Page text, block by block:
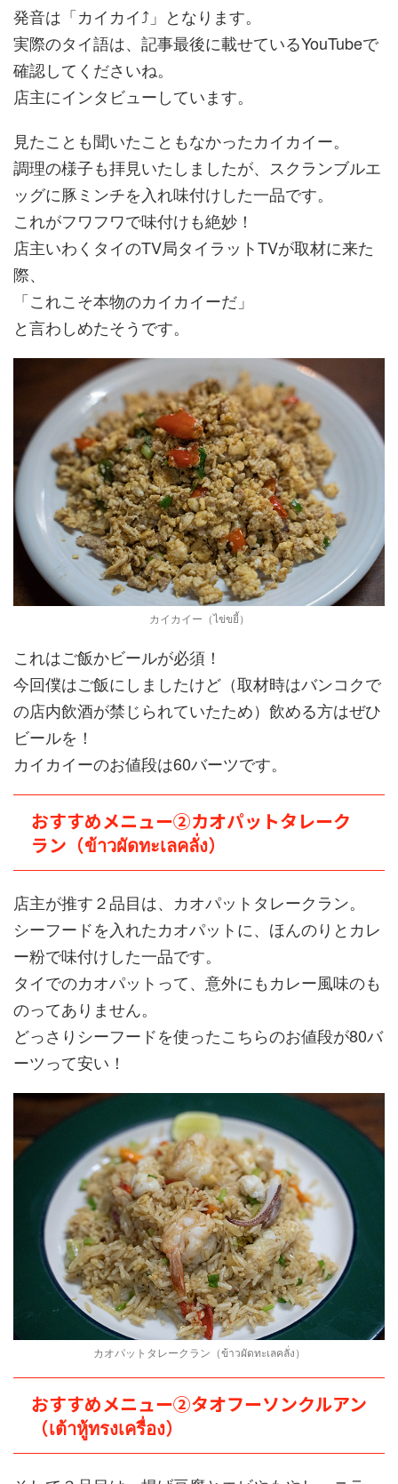
発音は「カイカイ⤴︎」となります。
実際のタイ語は、記事最後に載せているYouTubeで
確認してくださいね。
店主にインタビューしています。
見たことも聞いたこともなかったカイカイー。
調理の様子も拝見いたしましたが、スクランブルエ
ッグに豚ミンチを入れ味付けした一品です。
これがフワフワで味付けも絶妙！
店主いわくタイのTV局タイラットTVが取材に来た
際、
「これこそ本物のカイカイーだ」
と言わしめたそうです。
カイカイー（ไข่ขยี้）
これはご飯かビールが必須！
今回僕はご飯にしましたけど（取材時はバンコクで
の店内飲酒が禁じられていたため）飲める方はぜひ
ビールを！
カイカイーのお値段は60バーツです。
おすすめメニュー②カオパットタレーク
ラン（ข้าวผัดทะเลคลั่ง）
店主が推す２品目は、カオパットタレークラン。
シーフードを入れたカオパットに、ほんのりとカレ
ー粉で味付けした一品です。
タイでのカオパットって、意外にもカレー風味のも
のってありません。
どっさりシーフードを使ったこちらのお値段が80バ
ーツって安い！
カオパットタレークラン（ข้าวผัดทะเลคลั่ง）
おすすめメニュー②タオフーソンクルアン
（เต้าหู้ทรงเครื่อง）